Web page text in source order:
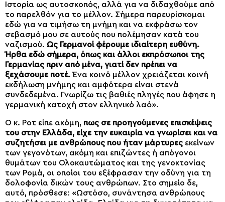
Ιστορία ως αυτοσκοπός, αλλά για να διδαχθούμε από
το παρελθόν για το μέλλον. Σήμερα παρευρίσκομαι
εδώ για να τιμήσω τη μνήμη και να εκφράσω τον
σεβασμό μου σε αυτούς που πολέμησαν κατά του
ναζισμού. Ως Γερμανοί φέρουμε ιδιαίτερη ευθύνη.
Ήρθα εδώ σήμερα, όπως και άλλοι εκπρόσωποι της
Γερμανίας πριν από μένα, γιατί δεν πρέπει να
ξεχάσουμε ποτέ.Ένα κοινό μέλλον χρειάζεται κοινή
εκδήλωση μνήμης και αμφότερα είναι στενά
συνδεδεμένα. Γνωρίζω τις βαθιές πληγές που άφησε η
γερμανική κατοχή στον ελληνικό λαό».
Ο κ. Ροτ είπε ακόμη, πως σε προηγούμενες επισκέψεις
του στην Ελλάδα, είχε την ευκαιρία να γνωρίσει και να
συζητήσει με ανθρώπους που ήταν μάρτυρες εκείνων
των γεγονότων, ακόμη και επιζώντες ή απόγονοι
θυμάτων του Ολοκαυτώματος και της γενοκτονίας
των Ρομά, οι οποίοι του εξέφρασαν την οδύνη για τη
δολοφονία δικών τους ανθρώπων. Στο σημείο δε,
αυτό, πρόσθεσε: «Ωστόσο, συνάντησα ανθρώπους